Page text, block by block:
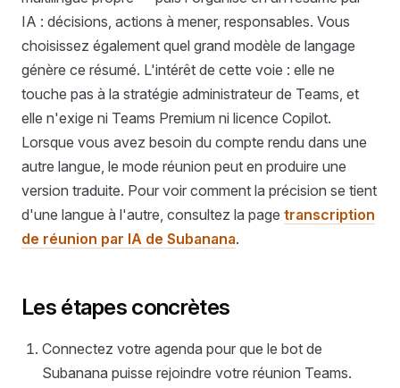
IA : décisions, actions à mener, responsables. Vous
choisissez également quel grand modèle de langage
génère ce résumé. L'intérêt de cette voie : elle ne
touche pas à la stratégie administrateur de Teams, et
elle n'exige ni Teams Premium ni licence Copilot.
Lorsque vous avez besoin du compte rendu dans une
autre langue, le mode réunion peut en produire une
version traduite. Pour voir comment la précision se tient
d'une langue à l'autre, consultez la page transcription
de réunion par IA de Subanana.
Les étapes concrètes
Connectez votre agenda pour que le bot de
Subanana puisse rejoindre votre réunion Teams.